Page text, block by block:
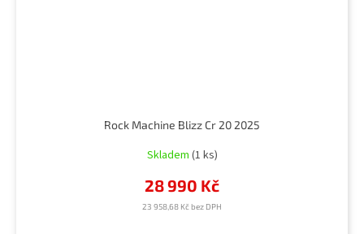
Rock Machine Blizz Cr 20 2025
Skladem (1 ks)
23 958,68 Kč bez DPH
28 990 Kč